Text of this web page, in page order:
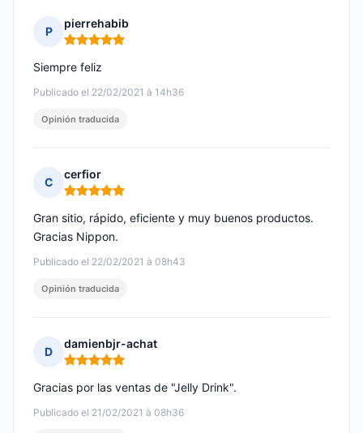
P
pierrehabib
Nota: 5 de 5
Publicado el 22/02/2021 à 14h36
Siempre feliz
Opinión traducida
C
cerfior
Nota: 5 de 5
Publicado el 22/02/2021 à 08h43
Gran sitio, rápido, eficiente y muy buenos productos.
Gracias Nippon.
Opinión traducida
D
damienbjr-achat
Nota: 5 de 5
Publicado el 21/02/2021 à 08h36
Gracias por las ventas de "Jelly Drink".